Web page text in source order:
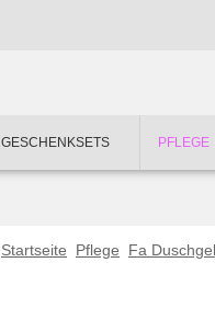
GESCHENKSETS PFLEGE
Startseite Pflege Fa